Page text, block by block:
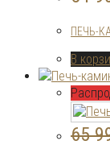
ПЕЧЬ-
В
65